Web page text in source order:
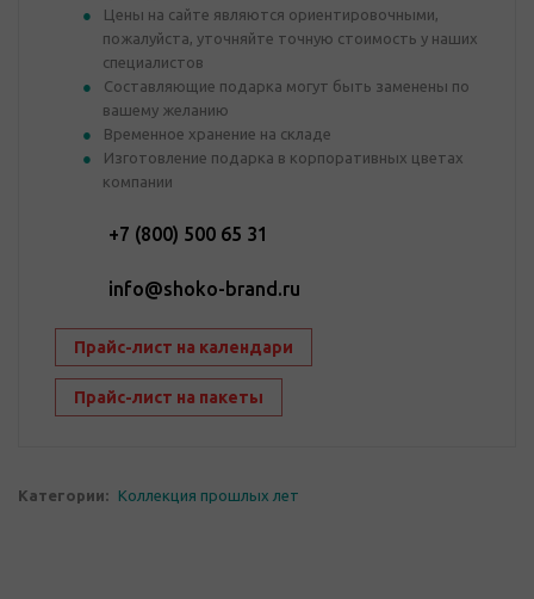
Цены на сайте являются ориентировочными,
пожалуйста, уточняйте точную стоимость у наших
специалистов
Составляющие подарка могут быть заменены по
вашему желанию
Временное хранение на складе
Изготовление подарка в корпоративных цветах
компании
+7 (800) 500 65 31
info@shoko-brand.ru
Прайс-лист на календари
Прайс-лист на пакеты
Категории: Коллекция прошлых лет